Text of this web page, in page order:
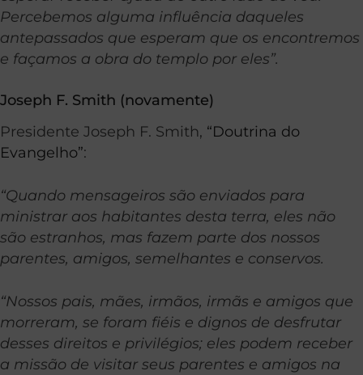
Percebemos alguma influência daqueles
antepassados que esperam que os encontremos
e façamos a obra do templo por eles”.
Joseph F. Smith (novamente)
Presidente Joseph F. Smith, “Doutrina do
Evangelho”:
“Quando mensageiros são enviados para
ministrar aos habitantes desta terra, eles não
são estranhos, mas fazem parte dos nossos
parentes, amigos, semelhantes e conservos.
“Nossos pais, mães, irmãos, irmãs e amigos que
morreram, se foram fiéis e dignos de desfrutar
desses direitos e privilégios; eles podem receber
a missão de visitar seus parentes e amigos na